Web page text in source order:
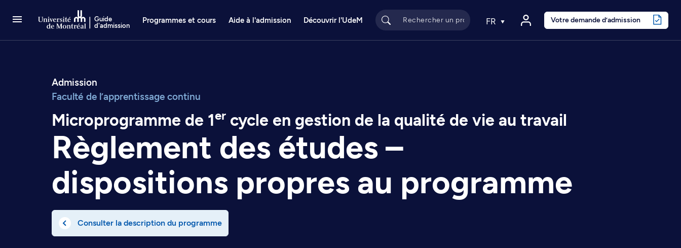
Guide
d'admission
Programmes et cours Aide à l'admission Découvrir l'UdeM FR Votre demande d’admission
Admission
Faculté de l’apprentissage continu
Microprogramme de 1er cycle en gestion de la qualité de vie au travail
Règlement des études –
dispositions propres au programme
Consulter la description du programme